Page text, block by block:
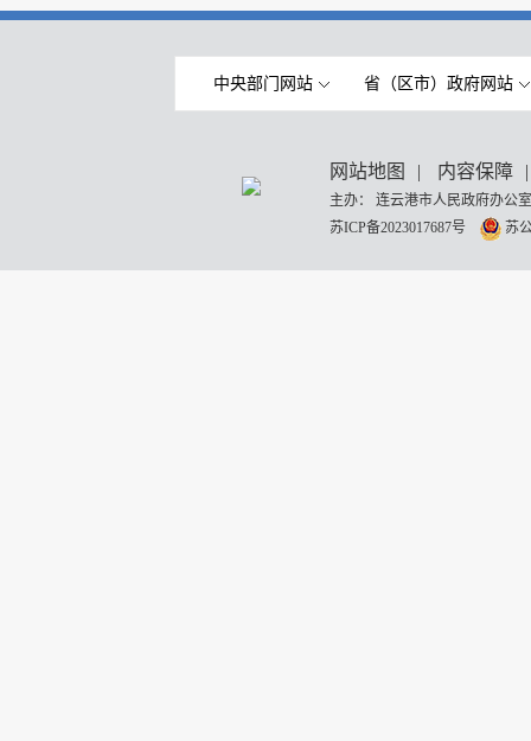
中央部门网站 省（区市）政府网站
网站地图 | 内容保障 |
主办： 连云港市人民政府办
苏ICP备2023017687号
苏